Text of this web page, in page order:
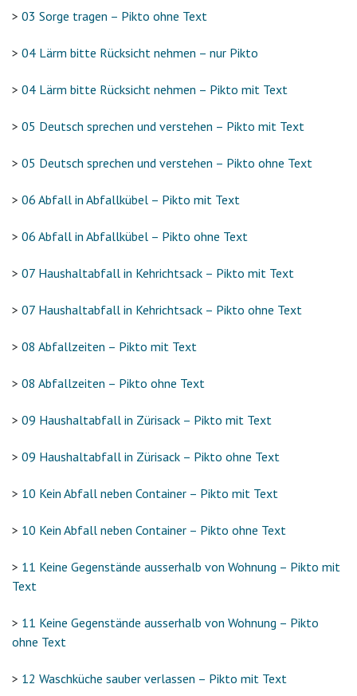
> 03 Sorge tragen – Pikto ohne Text
> 04 Lärm bitte Rücksicht nehmen – nur Pikto
> 04 Lärm bitte Rücksicht nehmen – Pikto mit Text
> 05 Deutsch sprechen und verstehen – Pikto mit Text
> 05 Deutsch sprechen und verstehen – Pikto ohne Text
> 06 Abfall in Abfallkübel – Pikto mit Text
> 06 Abfall in Abfallkübel – Pikto ohne Text
> 07 Haushaltabfall in Kehrichtsack – Pikto mit Text
> 07 Haushaltabfall in Kehrichtsack – Pikto ohne Text
> 08 Abfallzeiten – Pikto mit Text
> 08 Abfallzeiten – Pikto ohne Text
> 09 Haushaltabfall in Zürisack – Pikto mit Text
> 09 Haushaltabfall in Zürisack – Pikto ohne Text
> 10 Kein Abfall neben Container – Pikto mit Text
> 10 Kein Abfall neben Container – Pikto ohne Text
> 11 Keine Gegenstände ausserhalb von Wohnung – Pikto mit
Text
> 11 Keine Gegenstände ausserhalb von Wohnung – Pikto
ohne Text
> 12 Waschküche sauber verlassen – Pikto mit Text